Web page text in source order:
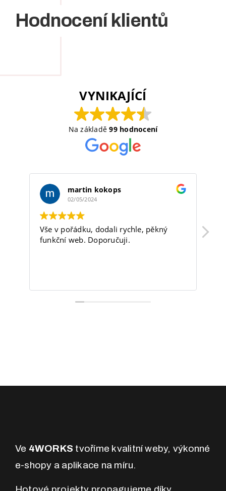
Hodnocení klientů
VYNIKAJÍCÍ
Na základě99 hodnocení
martin kokops
02/05/2024
Vše v pořádku, dodali rychle, pěkný
funkční web. Doporučuji.
Ve 4WORKS tvoříme kvalitní weby, výkonné
e-shopy a aplikace na míru.